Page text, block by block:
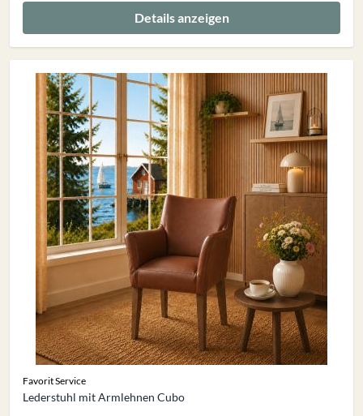
Details anzeigen
Favorit Service
Lederstuhl mit Armlehnen Cubo